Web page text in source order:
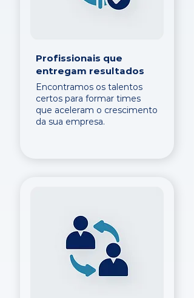
Profissionais que
entregam resultados
Encontramos os talentos
certos para formar times
que aceleram o crescimento
da sua empresa.